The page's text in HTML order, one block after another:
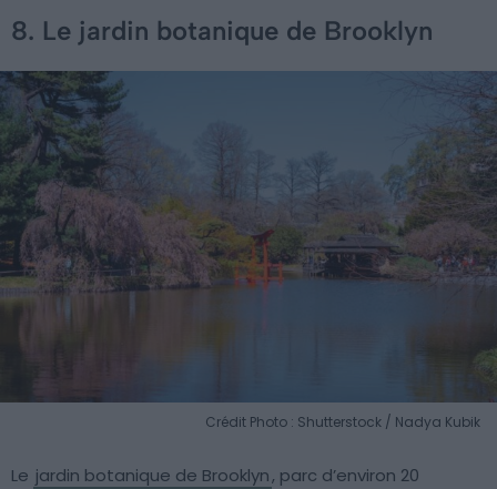
8. Le jardin botanique de Brooklyn
Crédit Photo : Shutterstock / Nadya Kubik
Le jardin botanique de Brooklyn, parc d’environ 20